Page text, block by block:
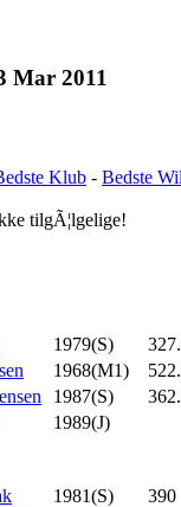
Mar 2011
Klub - Bedste
tilgÃ¦lgelige!
1979(S)
1968(M1)
1987(S)
1989(J)
1981(S) 390